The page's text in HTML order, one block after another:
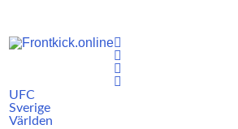
UFC
Sverige
Världen